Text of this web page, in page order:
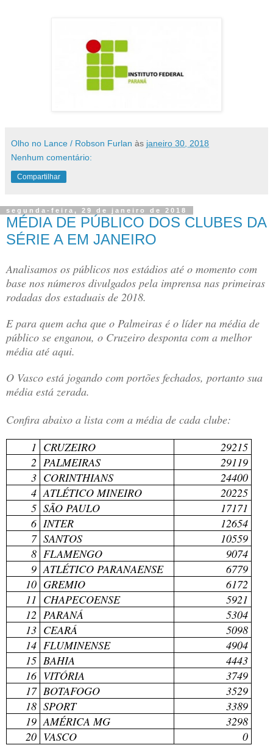
Olho no Lance / Robson Furlan às janeiro 30, 2018
Nenhum comentário:
Compartilhar
segunda-feira, 29 de janeiro de 2018
MÉDIA DE PÚBLICO DOS CLUBES DA
SÉRIE A EM JANEIRO
Analisamos os públicos nos estádios até o momento com
base nos números divulgados pela imprensa nas primeiras
rodadas dos estaduais de 2018.
E para quem acha que o Palmeiras é o líder na média de
público se enganou, o Cruzeiro desponta com a melhor
média até aqui.
O Vasco está jogando com portões fechados, portanto sua
média está zerada.
Confira abaixo a lista com a média de cada clube:
1 CRUZEIRO
29215
2 PALMEIRAS
29119
3 CORINTHIANS
24400
4 ATLÉTICO MINEIRO
20225
5 SÃO PAULO
17171
6 INTER
12654
7 SANTOS
10559
8 FLAMENGO
9074
9 ATLÉTICO PARANAENSE
6779
10 GREMIO
6172
11 CHAPECOENSE
5921
12 PARANÁ
5304
13 CEARÁ
5098
14 FLUMINENSE
4904
15 BAHIA
4443
16 VITÓRIA
3749
17 BOTAFOGO
3529
18 SPORT
3389
19 AMÉRICA MG
3298
20 VASCO
0